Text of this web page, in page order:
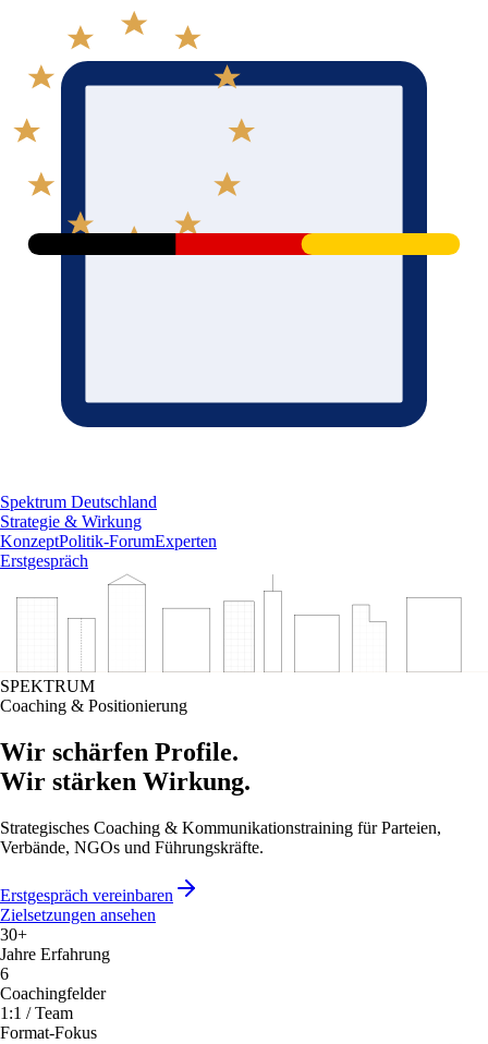
Spektrum Deutschland
Strategie & Wirkung
KonzeptPolitik-ForumExperten
Erstgespräch
SPEKTRUM
Coaching & Positionierung
Wir schärfen Profile.
Wir stärken Wirkung.
Strategisches Coaching & Kommunikationstraining für Parteien,
Verbände, NGOs und Führungskräfte.
Erstgespräch vereinbaren
Zielsetzungen ansehen
30+
Jahre Erfahrung
6
Coachingfelder
1:1 / Team
Format-Fokus